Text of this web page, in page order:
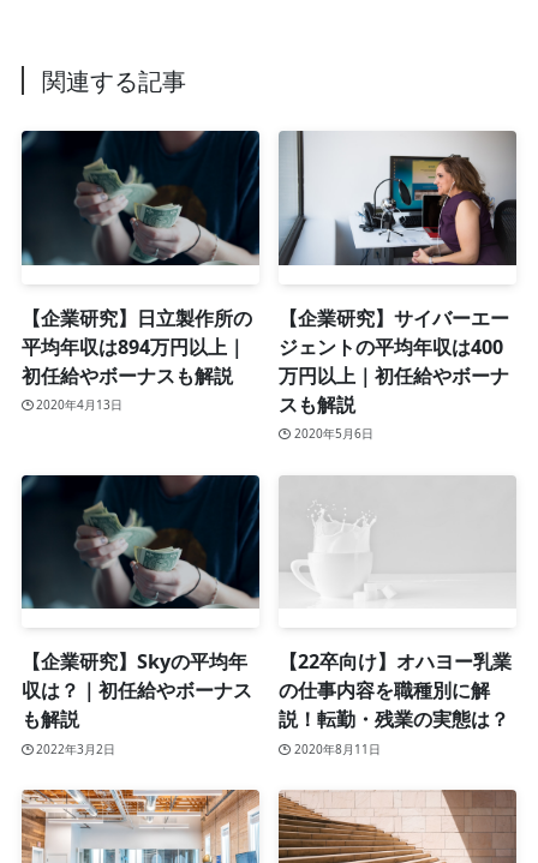
関連する記事
【企業研究】日立製作所の
平均年収は894万円以上｜
初任給やボーナスも解説
2020年4月13日
【企業研究】サイバーエー
ジェントの平均年収は400
万円以上｜初任給やボーナ
スも解説
2020年5月6日
【企業研究】Skyの平均年
収は？｜初任給やボーナス
も解説
2022年3月2日
【22卒向け】オハヨー乳業
の仕事内容を職種別に解
説！転勤・残業の実態は？
2020年8月11日